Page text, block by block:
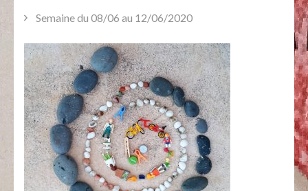
Semaine du 08/06 au 12/06/2020